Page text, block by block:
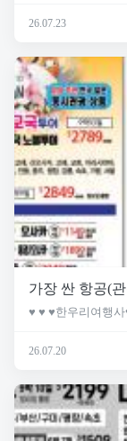
26.07.23
가장 싼 항공(
♥ ♥ ♥한우리여행
26.07.20